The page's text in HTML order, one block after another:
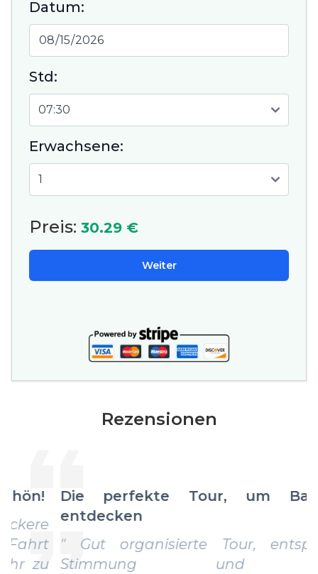
Datum:
Std:
Erwachsene:
Preis: 30.29 €
Weiter
Rezensionen
Die perfekte Tour, um Bari zu
entdecken
" Gut organisierte Tour, entspannte
Stimmung und viele